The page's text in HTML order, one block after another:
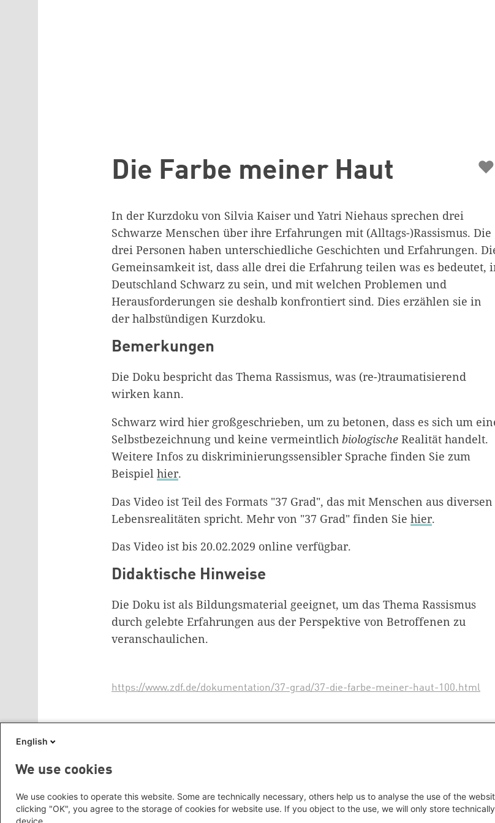
Die Farbe meiner Haut ♥
In der Kurzdoku von Silvia Kaiser und Yatri Niehaus sprechen drei
Schwarze Menschen über ihre Erfahrungen mit (Alltags-)Rassismus. Die
drei Personen haben unterschiedliche Geschichten und Erfahrungen.
Gemeinsamkeit ist, dass alle drei die Erfahrung teilen was es bedeutet,
Deutschland Schwarz zu sein, und mit welchen Problemen und
Herausforderungen sie deshalb konfrontiert sind. Dies erzählen sie in
der halbstündigen Kurzdoku.
Bemerkungen
Die Doku bespricht das Thema Rassismus, was (re-)traumatisierend
wirken kann.
Schwarz wird hier großgeschrieben, um zu betonen, dass es sich um
Selbstbezeichnung und keine vermeintlich biologische Realität handelt.
Weitere Infos zu diskriminierungssensibler Sprache finden Sie zum
Beispiel hier.
Das Video ist Teil des Formats "37 Grad", das mit Menschen aus diversen
Lebensrealitäten spricht. Mehr von "37 Grad" finden Sie hier.
Das Video ist bis 20.02.2029 online verfügbar.
Didaktische Hinweise
Die Doku ist als Bildungsmaterial geeignet, um das Thema Rassismus
durch gelebte Erfahrungen aus der Perspektive von Betroffenen zu
veranschaulichen.
https://www.zdf.de/dokumentation/37-grad/37-die-farbe-meiner-haut-100.html
Rückmeldung zu diesem Beitrag
English
We use cookies
We use cookies to operate this website. Some are technically necessary, others help us to analyse the use of the
clicking "OK", you agree to the storage of cookies for website use. If you object to the use, we will only store
device.